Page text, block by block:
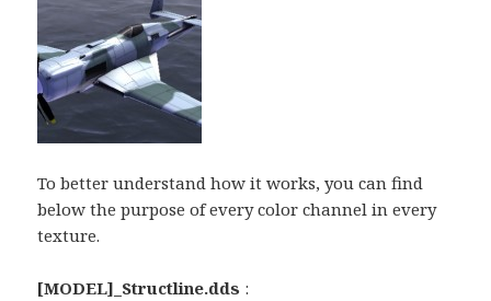
To better understand how it works, you can find
below the purpose of every color channel in every
texture.
[MODEL]_Structline.dds :